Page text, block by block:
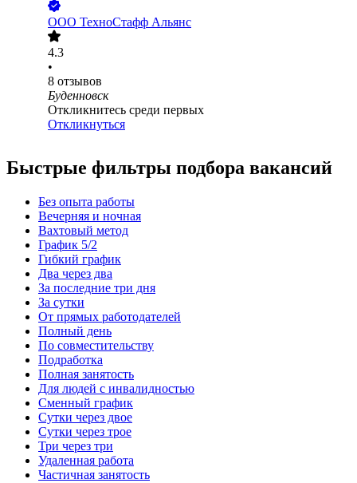
ООО ТехноСтафф Альянс
4.3
•
8 отзывов
Буденновск
Откликнитесь среди первых
Откликнуться
Быстрые фильтры подбора вакансий
Без опыта работы
Вечерняя и ночная
Вахтовый метод
График 5/2
Гибкий график
Два через два
За последние три дня
За сутки
От прямых работодателей
Полный день
По совместительству
Подработка
Полная занятость
Для людей с инвалидностью
Сменный график
Сутки через двое
Сутки через трое
Три через три
Удаленная работа
Частичная занятость